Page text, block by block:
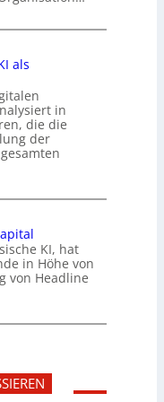
als
in
die die
der
KI, hat
in Höhe von
von Headline